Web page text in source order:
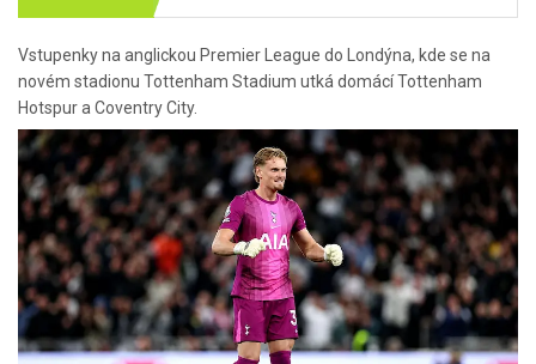
Vstupenky na anglickou Premier League do Londýna, kde se na
novém stadionu Tottenham Stadium utká domácí Tottenham
Hotspur a Coventry City.